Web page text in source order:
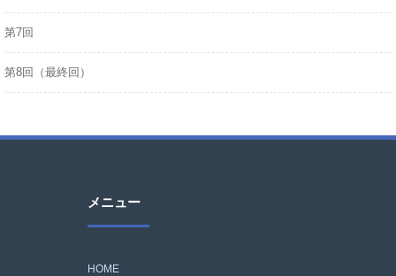
第7回
第8回（最終回）
メニュー
HOME